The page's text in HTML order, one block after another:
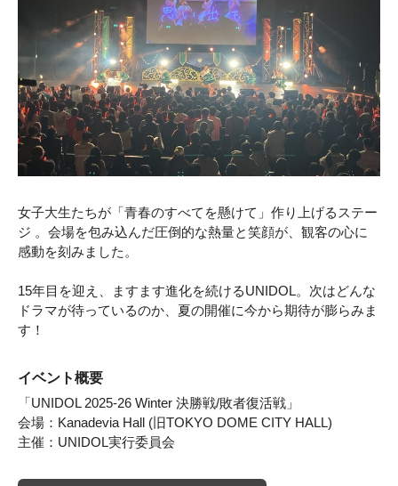
女子大生たちが「青春のすべてを懸けて」作り上げるステー
ジ 。会場を包み込んだ圧倒的な熱量と笑顔が、観客の心に
感動を刻みました。
15年目を迎え、ますます進化を続けるUNIDOL。次はどんな
ドラマが待っているのか、夏の開催に今から期待が膨らみま
す！
イベント概要
「UNIDOL 2025-26 Winter 決勝戦/敗者復活戦」
会場：Kanadevia Hall (旧TOKYO DOME CITY HALL)
主催：UNIDOL実行委員会